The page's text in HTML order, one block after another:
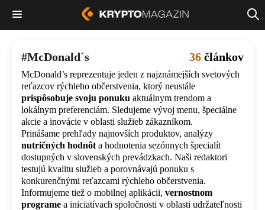
McDonald´s 36 článkov
McDonald’s reprezentuje jeden z najznámejších svetových
reťazcov rýchleho občerstvenia, ktorý neustále
prispôsobuje svoju ponuku aktuálnym trendom a
lokálnym preferenciám. Sledujeme vývoj menu, špeciálne
akcie a inovácie v oblasti služieb zákazníkom.
Prinášame prehľady najnovších produktov, analýzy
nutričných hodnôt a hodnotenia sezónnych špecialít
dostupných v slovenských prevádzkach. Naši redaktori
testujú kvalitu služieb a porovnávajú ponuku s
konkurenčnými reťazcami rýchleho občerstvenia.
Informujeme tiež o mobilnej aplikácii, vernostnom
programe a iniciatívach spoločnosti v oblasti udržateľnosti